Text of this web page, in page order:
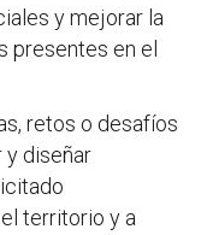
y mejorar la
presentes en el
retos o desafíos
y diseñar
territorio y a